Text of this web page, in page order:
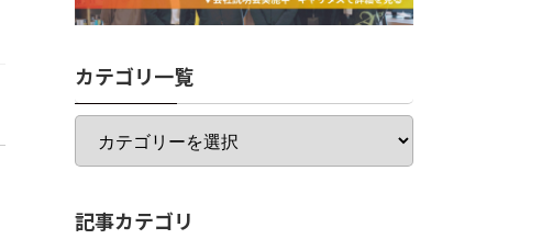
カテゴリ一覧
カ
ゴ
一
記事カテゴリ